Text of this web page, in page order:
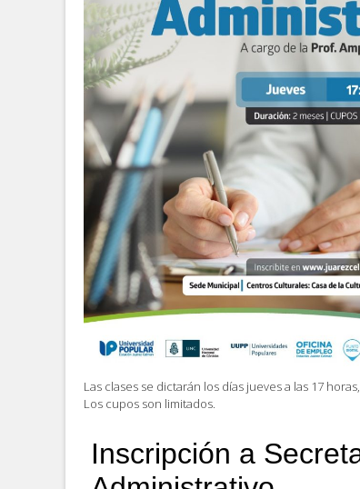
Las clases se dictarán los días jueves a las 17
Los cupos son limitados.